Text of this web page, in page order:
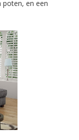
en een